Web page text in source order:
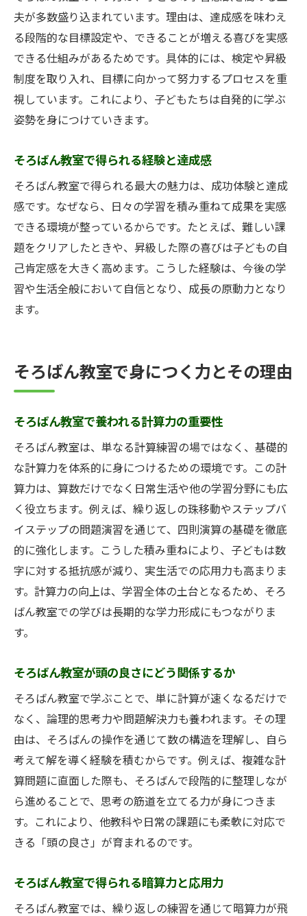
夫が多数盛り込まれています。理由は、達成感を味わえ
る段階的な目標設定や、できることが増える喜びを実感
できる仕組みがあるためです。具体的には、検定や昇級
制度を取り入れ、目標に向かって努力するプロセスを重
視しています。これにより、子どもたちは自発的に学ぶ
姿勢を身につけていきます。
そろばん教室で得られる経験と達成感
そろばん教室で得られる最大の魅力は、成功体験と達成
感です。なぜなら、日々の学習を積み重ねて成果を実感
できる環境が整っているからです。たとえば、難しい課
題をクリアしたときや、昇級した際の喜びは子どもの自
己肯定感を大きく高めます。こうした経験は、今後の学
習や生活全般において自信となり、成長の原動力となり
ます。
そろばん教室で身につく力とその理由
そろばん教室で養われる計算力の重要性
そろばん教室は、単なる計算練習の場ではなく、基礎的
な計算力を体系的に身につけるための環境です。この計
算力は、算数だけでなく日常生活や他の学習分野にも広
く役立ちます。例えば、繰り返しの珠移動やステップバ
イステップの問題演習を通じて、四則演算の基礎を徹底
的に強化します。こうした積み重ねにより、子どもは数
字に対する抵抗感が減り、実生活での応用力も高まりま
す。計算力の向上は、学習全体の土台となるため、そろ
ばん教室での学びは長期的な学力形成にもつながりま
す。
そろばん教室が頭の良さにどう関係するか
そろばん教室で学ぶことで、単に計算が速くなるだけで
なく、論理的思考力や問題解決力も養われます。その理
由は、そろばんの操作を通じて数の構造を理解し、自ら
考えて解を導く経験を積むからです。例えば、複雑な計
算問題に直面した際も、そろばんで段階的に整理しなが
ら進めることで、思考の筋道を立てる力が身につきま
す。これにより、他教科や日常の課題にも柔軟に対応で
きる「頭の良さ」が育まれるのです。
そろばん教室で得られる暗算力と応用力
そろばん教室では、繰り返しの練習を通じて暗算力が飛